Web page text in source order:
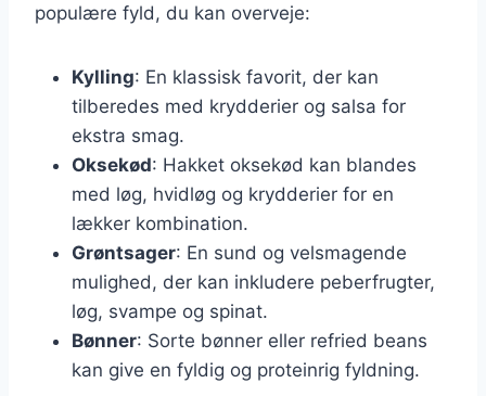
populære fyld, du kan overveje:
Kylling: En klassisk favorit, der kan
tilberedes med krydderier og salsa for
ekstra smag.
Oksekød: Hakket oksekød kan blandes
med løg, hvidløg og krydderier for en
lækker kombination.
Grøntsager: En sund og velsmagende
mulighed, der kan inkludere peberfrugter,
løg, svampe og spinat.
Bønner: Sorte bønner eller refried beans
kan give en fyldig og proteinrig fyldning.